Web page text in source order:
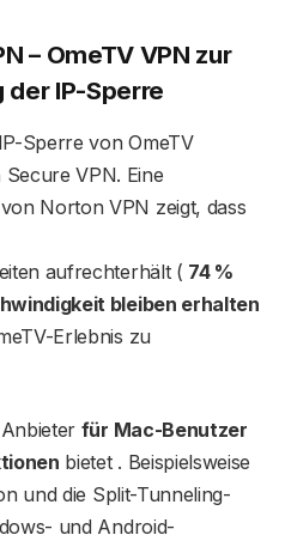
– OmeTV VPN zur
der IP-Sperre
Sperre von OmeTV
VPN. Eine
Norton VPN zeigt, dass
aufrechterhält ( 74 %
bleiben erhalten
Erlebnis zu
für Mac-Benutzer
bietet . Beispielsweise
und die Split-Tunneling-
und Android-